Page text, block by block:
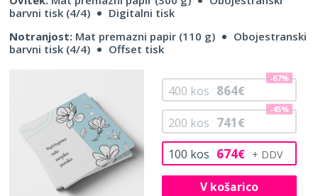
barvni tisk (4/4)
Digitalni tisk
Notranjost: Mat premazni papir (110 g)
Obojestranski
barvni tisk (4/4)
Offset tisk
100 kos 674€
200 kos 741€
-45%
400 kos 864€
-67%
V košarico